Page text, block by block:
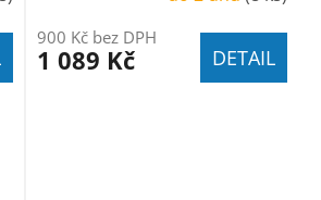
900 Kč bez DPH
1 089 Kč DETAIL